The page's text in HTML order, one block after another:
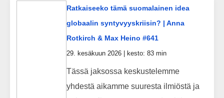
Ratkaiseeko tämä suomalainen idea
globaalin syntyvyyskriisin? | Anna
Rotkirch & Max Heino #641
29. kesäkuun 2026 | kesto: 83 min
Tässä jaksossa keskustelemme
yhdestä aikamme suuresta ilmiöstä ja